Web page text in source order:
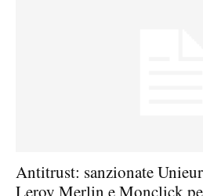
Antitrust: sanzionate
Leroy Merlin e Monclick